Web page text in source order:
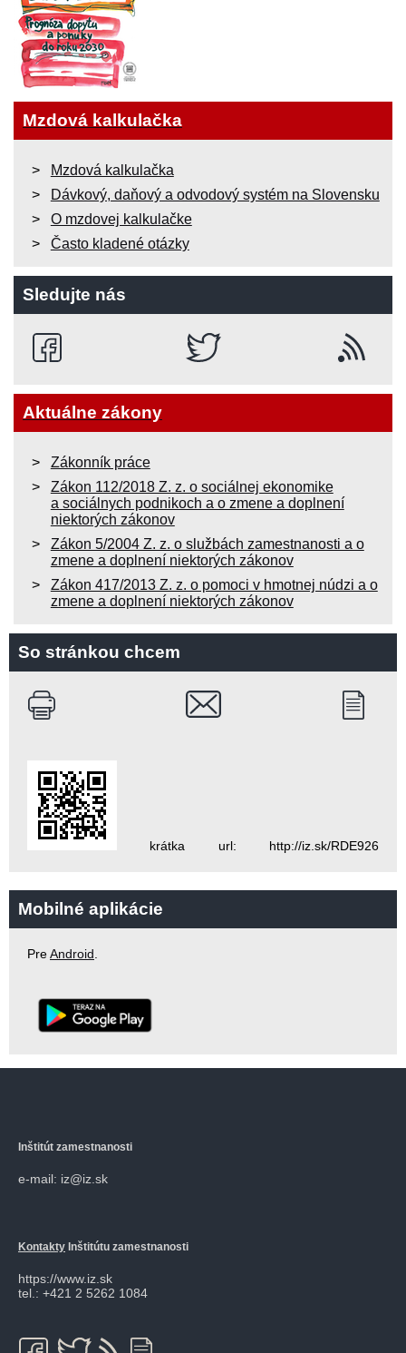
Mzdová kalkulačka
Mzdová kalkulačka
Dávkový, daňový a odvodový systém na Slovensku
O mzdovej kalkulačke
Často kladené otázky
Sledujte nás
Aktuálne zákony
Zákonník práce
Zákon 112/2018 Z. z. o sociálnej ekonomike
a sociálnych podnikoch a o zmene a doplnení
niektorých zákonov
Zákon 5/2004 Z. z. o službách zamestnanosti a o
zmene a doplnení niektorých zákonov
Zákon 417/2013 Z. z. o pomoci v hmotnej núdzi a o
zmene a doplnení niektorých zákonov
So stránkou chcem
krátka url: http://iz.sk/RDE926
Mobilné aplikácie
PreAndroid.
Inštitút zamestnanosti
e-mail: iz@iz.sk
Kontakty Inštitútu zamestnanosti
https://www.iz.sk
tel.: +421 2 5262 1084